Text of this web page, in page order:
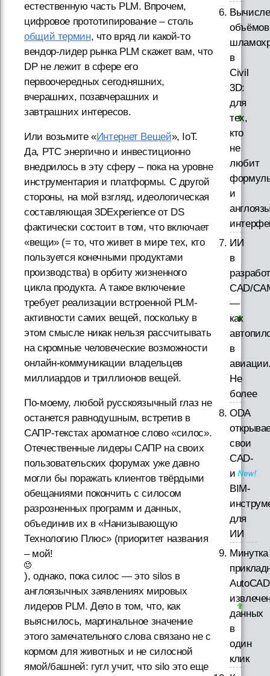
естественную часть PLM. Впрочем,
цифровое прототипирование – столь
общий термин, что вряд ли какой-то
вендор-лидер рынка PLM скажет вам, что
DP не лежит в сфере его
первоочередных сегодняшних,
вчерашних, позавчерашних и
завтрашних интересов.
Или возьмите «Интернет Вещей», IoT.
Да, PTC энергично и инвестиционно
внедрилось в эту сферу – пока на уровне
инструментария и платформы. С другой
стороны, на мой взгляд, идеологическая
составляющая 3DExperience от DS
фактически состоит в том, что включает
«вещи» (= то, что живет в мире тех, кто
пользуется конечными продуктами
производства) в орбиту жизненного
цикла продукта. А такое включение
требует реализации встроенной PLM-
активности самих вещей, поскольку в
этом смысле никак нельзя рассчитывать
на скромные человеческие возможности
онлайн-коммуникации владельцев
миллиардов и триллионов вещей.
По-моему, любой русскоязычный глаз не
останется равнодушным, встретив в
САПР-текстах ароматное слово «силос».
Отечественные лидеры САПР на своих
пользовательских форумах уже давно
могли бы поражать клиентов твёрдыми
обещаниями покончить с силосом
разрозненных программ и данных,
объединив их в «Нанизывающую
Технологию Плюс» (приоритет названия
– мой!
), однако, пока силос — это silos в
англоязычных заявлениях мировых
лидеров PLM. Дело в том, что, как
выяснилось, маргинальное значение
этого замечательного слова связано не с
кормом для животных и не силосной
ямой/башней: гугл учит, что silo это еще
объёмов
в
Civil
3D:
для
тех,
кто
не
любит
и
ИИ
в
CAD/
—
как
в
Не
более
ODA
свои
CAD-
и
BIM-
для
ИИ
Минутка
данных
в
один
клик